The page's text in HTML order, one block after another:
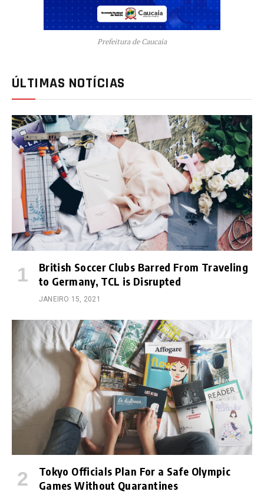
Prefeitura de Caucaia
ÚLTIMAS NOTÍCIAS
British Soccer Clubs Barred From Traveling
to Germany, TCL is Disrupted
JANEIRO 15, 2021
Tokyo Officials Plan For a Safe Olympic
Games Without Quarantines